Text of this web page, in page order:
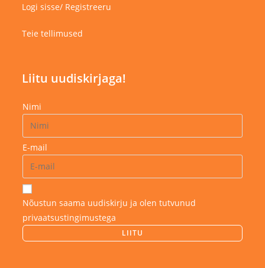
Logi sisse/ Registreeru
Teie tellimused
Liitu uudiskirjaga!
Nimi
E-mail
Nõustun saama uudiskirju ja olen tutvunud
privaatsustingimustega